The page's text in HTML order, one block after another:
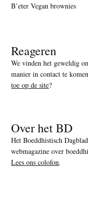
B’eter Vegan brownies
Reageren
We vinden het geweldig
manier in contact te
toe op de site?
Over het BD
Het Boeddhistisch
webmagazine over
Lees ons colofon.